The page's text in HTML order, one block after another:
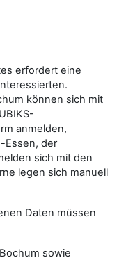
erfordert eine
können sich mit
anmelden,
Essen, der
sich mit den
legen sich manuell
Daten müssen
sowie